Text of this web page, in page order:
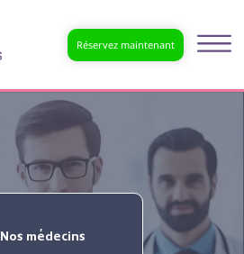
Réservez maintenant
Nos médecins